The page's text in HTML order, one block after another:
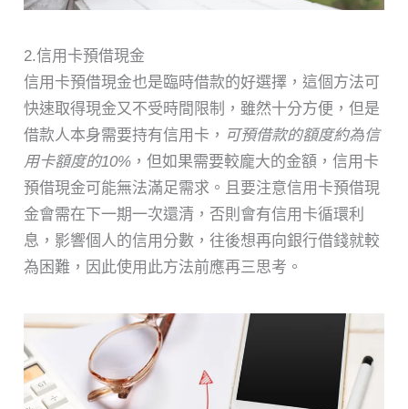
2.信用卡預借現金
信用卡預借現金也是臨時借款的好選擇，這個方法可
快速取得現金又不受時間限制，雖然十分方便，但是
借款人本身需要持有信用卡， 可預借款的額度約為信
用卡額度的10% ，但如果需要較龐大的金額，信用卡
預借現金可能無法滿足需求。且要注意信用卡預借現
金會需在下一期一次還清，否則會有信用卡循環利
息，影響個人的信用分數，往後想再向銀行借錢就較
為困難，因此使用此方法前應再三思考。